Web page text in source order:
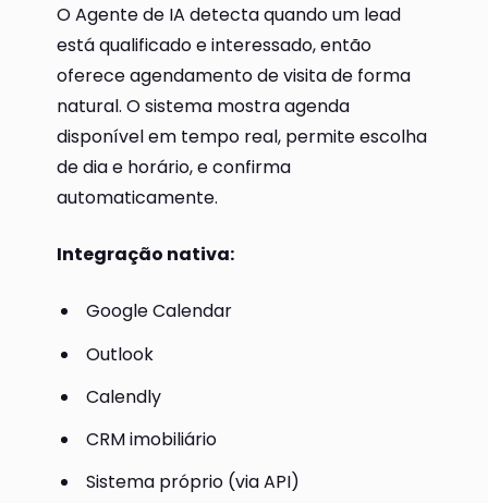
O Agente de IA detecta quando um lead
está qualificado e interessado, então
oferece agendamento de visita de forma
natural. O sistema mostra agenda
disponível em tempo real, permite escolha
de dia e horário, e confirma
automaticamente.
Integração nativa:
Google Calendar
Outlook
Calendly
CRM imobiliário
Sistema próprio (via API)